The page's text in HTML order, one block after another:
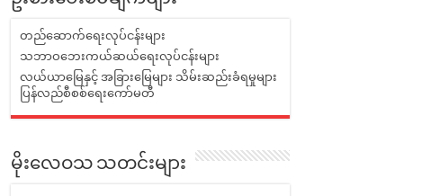
တည်ဆောက်ရေးလုပ်ငန်းများ
သဘာဝဘေးကယ်ဆယ်ရေးလုပ်ငန်းများ
လယ်ယာမြေနှင့် အခြားမြေများ သိမ်းဆည်းခံရမှုများ
ပြန်လည်စီစစ်ရေးကော်မတီ
မိုးလေဝသ သတင်းများ